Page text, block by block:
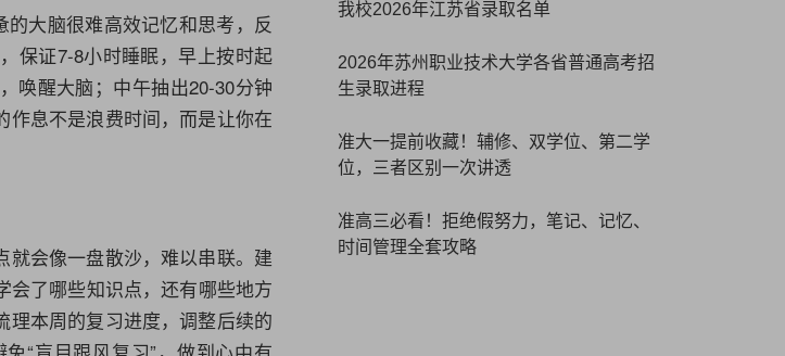
大脑很难高效记忆和思考，反
保证7-8小时睡眠，早上按时起
唤醒大脑；中午抽出20-30分钟
作息不是浪费时间，而是让你在
就会像一盘散沙，难以串联。建
会了哪些知识点，还有哪些地方
理本周的复习进度，调整后续的
我校2026年江苏省录取名单
2026年苏州职业技术大学各省普通高考招
生录取进程
准大一提前收藏！辅修、双学位、第二学
位，三者区别一次讲透
准高三必看！拒绝假努力，笔记、记忆、
时间管理全套攻略